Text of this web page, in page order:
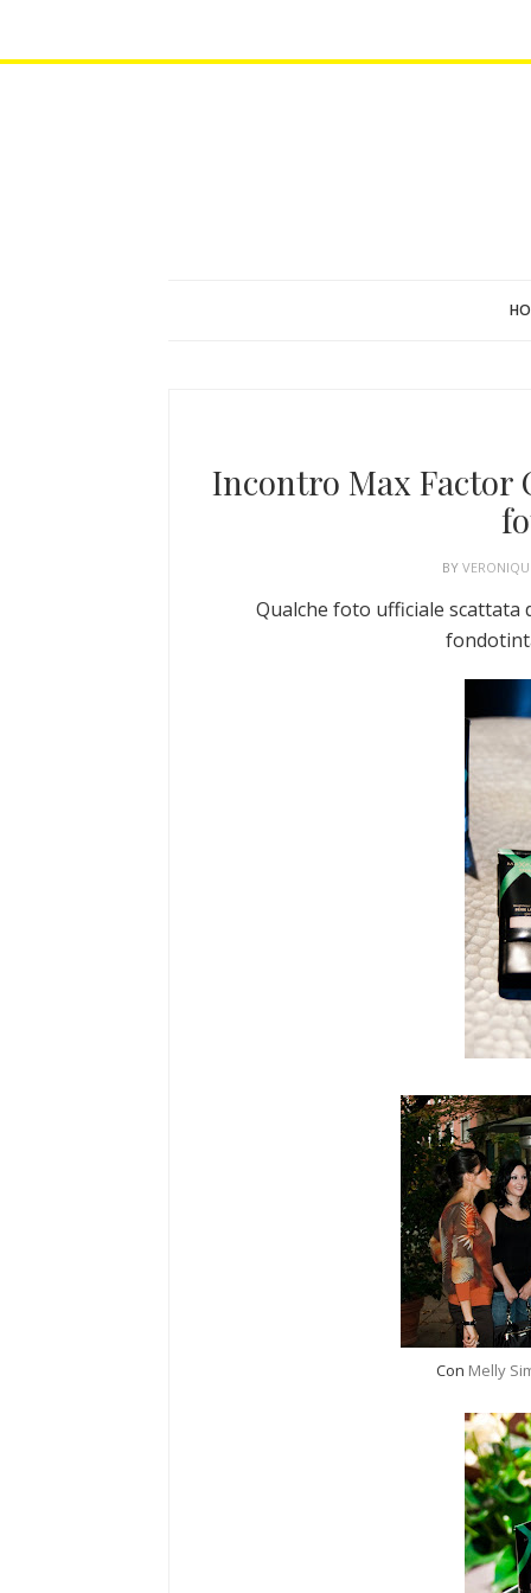
Incontro Max Factor
BY
Qualche foto ufficiale
Con Melly